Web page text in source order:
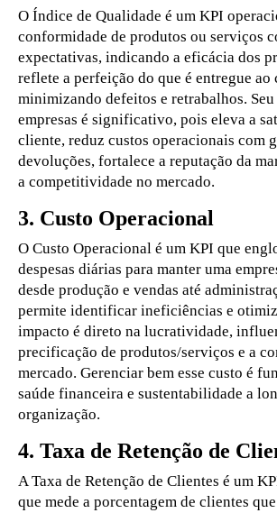
O Índice de Qualidade é um KPI
conformidade de produtos ou serviços
expectativas, indicando a eficácia dos
reflete a perfeição do que é entregue ao
minimizando defeitos e retrabalhos.
empresas é significativo, pois eleva a
cliente, reduz custos operacionais com
devoluções, fortalece a reputação da
a competitividade no mercado.
3. Custo Operacional
O Custo Operacional é um KPI que
despesas diárias para manter uma
desde produção e vendas até
permite identificar ineficiências e
impacto é direto na lucratividade,
precificação de produtos/serviços e a
mercado. Gerenciar bem esse custo é
saúde financeira e sustentabilidade a
organização.
4. Taxa de Retenção de
A Taxa de Retenção de Clientes é um
que mede a porcentagem de clientes